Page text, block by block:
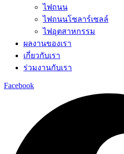
ไฟถนน
ไฟถนนโซลาร์เซลล์
ไฟอุตสาหกรรม
ผลงานของเรา
เกี่ยวกับเรา
ร่วมงานกับเรา
Facebook